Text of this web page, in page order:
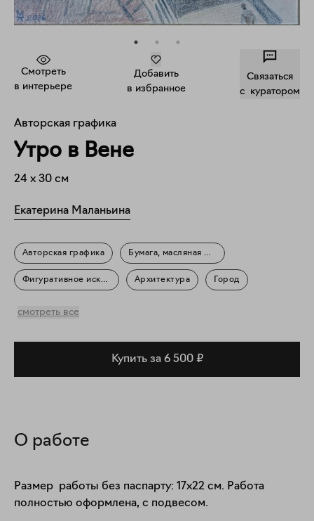
Смотреть
в интерьере
Добавить
в избранное
Связаться
c куратором
Авторская графика
Утро в Вене
24 x 30 см
Екатерина Маланьина
Авторская графика Бумага, масляная пастель
Фигуративное искусство Архитектура Город
смотреть все
Купить за 6 500 ₽
О работе
Размер  работы без паспарту: 17х22 см. Работа
полностью оформлена, с подвесом.